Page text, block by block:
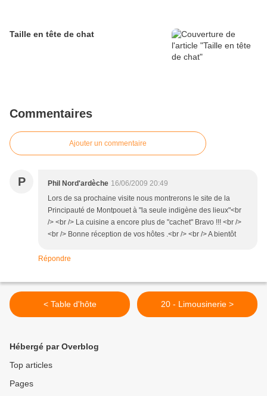
Taille en tête de chat
Commentaires
Ajouter un commentaire
P Phil Nord'ardèche 16/06/2009 20:49
Lors de sa prochaine visite nous montrerons le site de la
Principauté de Montpouet à "la seule indigène des lieux"<br
/> <br /> La cuisine a encore plus de "cachet" Bravo !!! <br />
<br /> Bonne réception de vos hôtes .<br /> <br /> A bientôt
Répondre
< Table d'hôte 20 - Limousinerie >
Hébergé par Overblog
Top articles
Pages